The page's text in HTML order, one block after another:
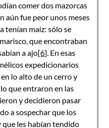
comer dos mazorcas
aún fue peor unos meses
tenían maíz: sólo se
que encontraban
a ajo[6]. En esas
expedicionarios
lo alto de un cerro y
que entraron en las
y decidieron pasar
a sospechar que los
que les habían tendido